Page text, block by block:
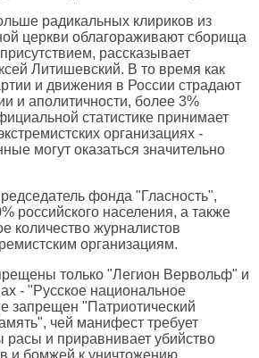
радикальных клириков из
церкви облагораживают сборища
рассказывает
Литишевский. В то время как
и движения в России страдают
и аполитичности, более 3%
статистике принимает
организациях -
могут оказаться значительно
фонда "Гласность",
российского населения, а также
количество журналистов
организациям.
только "Легион Вервольф" и
- "Русское национальное
запрещен "Патриотический
чей манифест требует
расы и приравнивает убийство